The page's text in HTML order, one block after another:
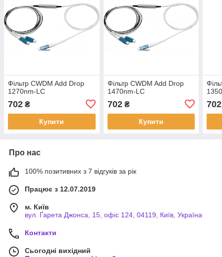
Фільтр CWDM Add Drop
1270nm-LC
702 ₴
Купити
Фільтр CWDM Add Drop
1470nm-LC
702₴
Купити
702
Про нас
100% позитивних з 7 відгуків за рік
Працює з 12.07.2019
м. Київ
вул. Ґарета Джонса, 15, офіс 124, 04119, Київ, Україна
Контакти
Сьогодні вихідний